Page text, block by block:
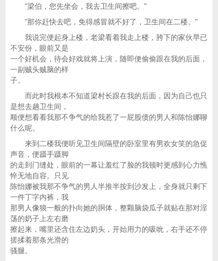
"梁伯，您先坐会，我去卫生间擦吧。"
"那你赶快去吧，免得感冒就不好了，卫生间在二楼。"
我说完便起身上楼，老梁看着我走上楼，胯下的家伙早已
不安份，眼前又是
一个好机会，待会好戏就将上演，随即便偷偷跟在我的后面，
一副贼头贼脑的样
子。
而此时我根本不知道梁村长跟在我的后面，因为自己也只
是想去趟卫生间，
顺便想看看我那不争气的给我惹了一屁股债的男人和陈怡娜聊
什么呢。
来到二楼我便听见卫生间隔壁的卧室里有男欢女笑的急促
声音，便蹑手蹑脚
的走到门缝处，眼前的一幕让羞红了脸的我顿时更感到心力憔
悴无地自容。只见
陈怡娜被我那不争气的男人半推半按到沙发上，全身就只剩下
一件丁字内裤，我
那男人像狼一般的扑向她的胴体，整颗脑袋瓜子就贴在那对淫
荡的奶子上左右磨
擦起来，嘴里还含住左边奶头，开始用力的吸吮，右手还不停
搓揉着那条光滑的
骚腿。